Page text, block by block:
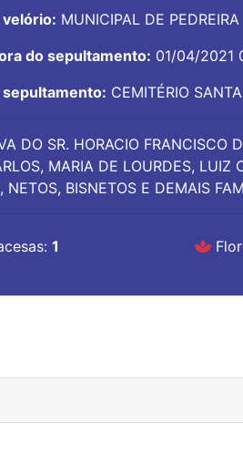
velório: MUNICIPAL DE PEDREIRA
do sepultamento: 01/04/2021
sepultamento: CEMITÉRIO
DO SR. HORACIO FRANCISCO
MARIA DE LOURDES, LUIZ
NETOS, BISNETOS E DEMAIS
1